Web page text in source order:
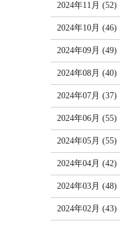
2024年11月 (52)
2024年10月 (46)
2024年09月 (49)
2024年08月 (40)
2024年07月 (37)
2024年06月 (55)
2024年05月 (55)
2024年04月 (42)
2024年03月 (48)
2024年02月 (43)